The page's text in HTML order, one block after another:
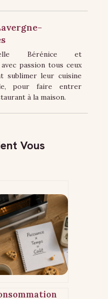
Bérénice et
avec passion tous ceux
sublimer leur cuisine
pour faire entrer
à la maison.
Vous